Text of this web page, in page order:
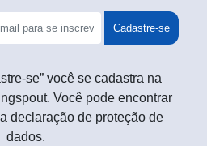
Cadastre-se
se” você se cadastra na
Você pode encontrar
declaração de proteção de
dados.